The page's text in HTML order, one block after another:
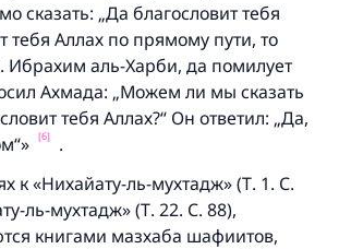
сказать: „Да благословит тебя
тебя Аллах по прямому пути, то
Ибрахим аль-Харби, да помилует
Ахмада: „Можем ли мы сказать
тебя Аллах?“ Он ответил: „Да,
[6]
.
к «Нихайату-ль-мухтадж» (Т. 1. С.
ль-мухтадж» (Т. 22. С. 88),
книгами мазхаба шафиитов,